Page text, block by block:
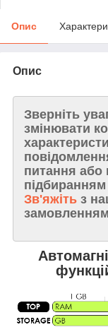
Опис
Опис
Зверніть
змінювати
питання або
підбиранням
Зв'яжіть з